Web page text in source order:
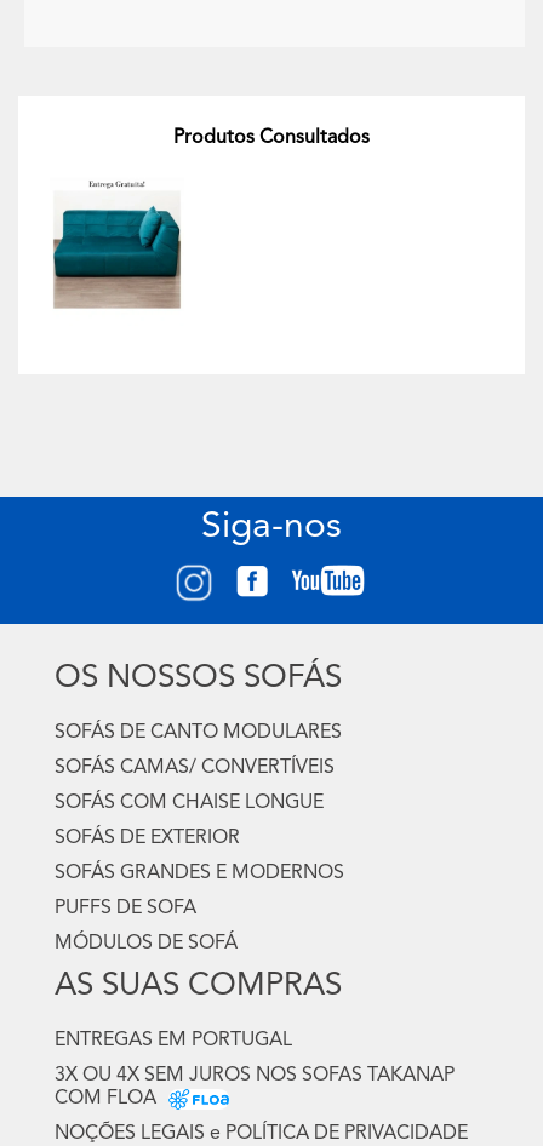
Produtos Consultados
Siga-nos
OS NOSSOS SOFÁS
SOFÁS DE CANTO MODULARES
SOFÁS CAMAS/ CONVERTÍVEIS
SOFÁS COM CHAISE LONGUE
SOFÁS DE EXTERIOR
SOFÁS GRANDES E MODERNOS
PUFFS DE SOFA
MÓDULOS DE SOFÁ
AS SUAS COMPRAS
ENTREGAS EM PORTUGAL
3X OU 4X SEM JUROS NOS SOFAS TAKANAP
COM FLOA
NOÇÕES LEGAIS e POLÍTICA DE PRIVACIDADE